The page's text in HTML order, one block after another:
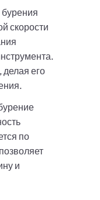
скорости
его
по
и